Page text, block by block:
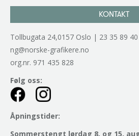
KONTAKT
Tollbugata 24,0157 Oslo | 23 35 89 40
ng@norske-grafikere.no
org.nr. 971 435 828
Følg oss:
Åpningstider:
Sommerstengt lørdag 8. og 15.